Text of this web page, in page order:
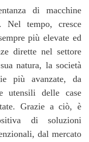
di macchine
tempo, cresce
più elevate ed
dirette nel settore
natura, la società
più avanzate, da
utensili delle case
Grazie a ciò, è
di soluzioni
dal mercato